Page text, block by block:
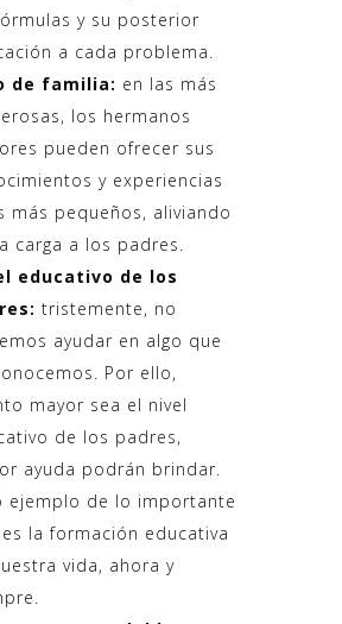
y su posterior
a cada problema.
de familia: en las más
los hermanos
pueden ofrecer sus
y experiencias
más pequeños, aliviando
carga a los padres.
educativo de los
tristemente, no
ayudar en algo que
Por ello,
mayor sea el nivel
de los padres,
ayuda podrán brindar.
ejemplo de lo importante
la formación educativa
vida, ahora y